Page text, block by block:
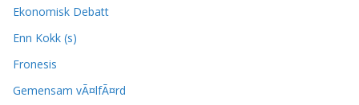
Ekonomisk Debatt
Enn Kokk (s)
Fronesis
Gemensam vÃ¤lfÃ¤rd